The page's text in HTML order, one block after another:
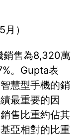
）
銷售為8,320萬
。Gupta表
慧型手機的銷
最重要的因
售比重約佔其
亞相對的比重